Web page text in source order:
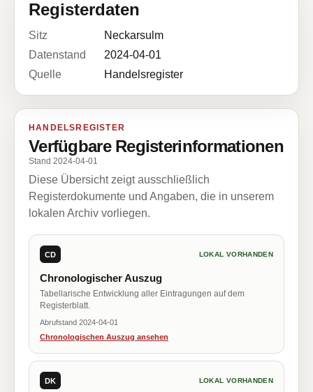
Registerdaten
Sitz
Neckarsulm
Datenstand
2024-04-01
Quelle
Handelsregister
HANDELSREGISTER
Verfügbare Registerinformationen
Stand 2024-04-01
Diese Übersicht zeigt ausschließlich
Registerdokumente und Angaben, die in unserem
lokalen Archiv vorliegen.
CD LOKAL VORHANDEN
Chronologischer Auszug
Tabellarische Entwicklung aller Eintragungen auf dem
Registerblatt.
Abrufstand 2024-04-01
Chronologischen Auszug ansehen
DK LOKAL VORHANDEN